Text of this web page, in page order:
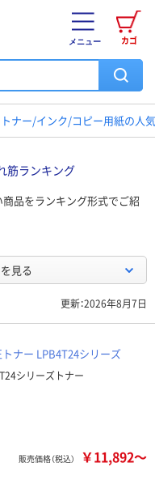
カゴ
メニュー
トナー/インク/コピー用紙の人
筋ランキング
商品をランキング形式でご紹
見る
更新：2026年8月7日
ナー LPB4T24シリーズ
シリーズトナー
販売価格（税込） ￥11,892～